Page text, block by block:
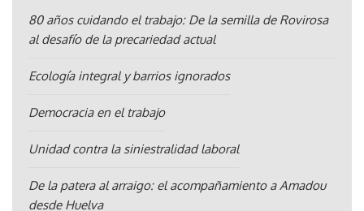
80 años cuidando el trabajo: De la semilla de Rovirosa
al desafío de la precariedad actual
Ecología integral y barrios ignorados
Democracia en el trabajo
Unidad contra la siniestralidad laboral
De la patera al arraigo: el acompañamiento a Amadou
desde Huelva